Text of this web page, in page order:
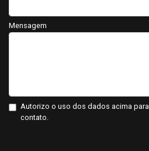
Mensagem
Autorizo o uso dos dados acima para
contato.